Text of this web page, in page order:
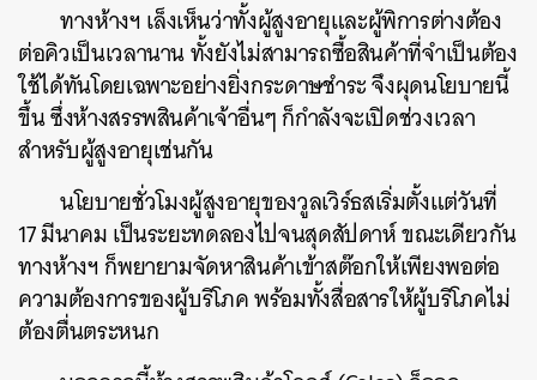
ทางห้างฯ เล็งเห็นว่าทั้งผู้สูงอายุและผู้พิการต่างต้อง
ต่อคิวเป็นเวลานาน ทั้งยังไม่สามารถซื้อสินค้าที่จำเป็นต้อง
ใช้ได้ทันโดยเฉพาะอย่างยิ่งกระดาษชำระ จึงผุดนโยบายนี้
ขึ้น ซึ่งห้างสรรพสินค้าเจ้าอื่นๆ ก็กำลังจะเปิดช่วงเวลา
สำหรับผู้สูงอายุเช่นกัน
นโยบายชั่วโมงผู้สูงอายุของวูลเวิร์ธสเริ่มตั้งแต่วันที่
17 มีนาคม เป็นระยะทดลองไปจนสุดสัปดาห์ ขณะเดียวกัน
ทางห้างฯ ก็พยายามจัดหาสินค้าเข้าสต๊อกให้เพียงพอต่อ
ความต้องการของผู้บริโภค พร้อมทั้งสื่อสารให้ผู้บริโภคไม่
ต้องตื่นตระหนก